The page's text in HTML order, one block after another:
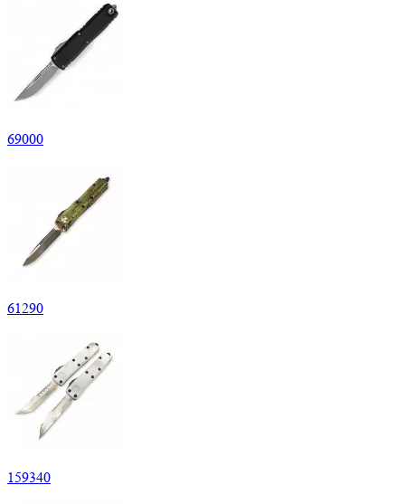
69000
61290
159340